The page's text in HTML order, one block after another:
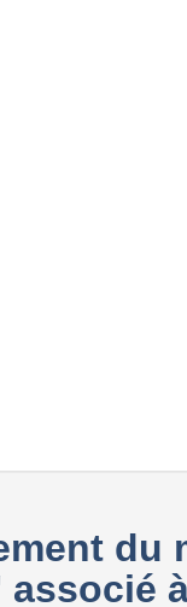
du